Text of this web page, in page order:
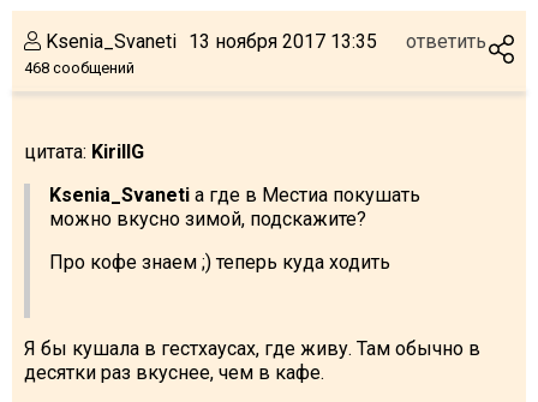
Ksenia_Svaneti
468 сообщений
13 ноября 2017 13:35 ответить
цитата: KirillG
Ksenia_Svaneti а где в Местиа покушать
можно вкусно зимой, подскажите?
Про кофе знаем ;) теперь куда ходить
Я бы кушала в гестхаусах, где живу. Там обычно в
десятки раз вкуснее, чем в кафе.
ГРУЗИЯ
О Грузии
Что пить?
Деньги
Мобильная связь
Галерея
Безопасность